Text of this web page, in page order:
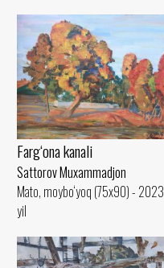
Farg‘ona kanali
Sattorov Muxammadjon
Mato, moybo‘yoq (75x90) - 2023
yil